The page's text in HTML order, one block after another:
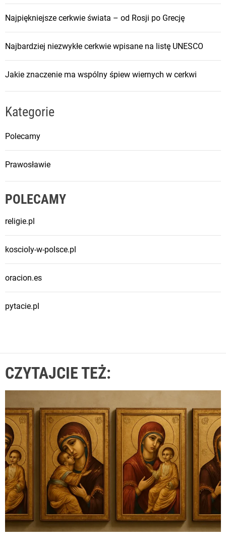
Najpiękniejsze cerkwie świata – od Rosji po Grecję
Najbardziej niezwykłe cerkwie wpisane na listę UNESCO
Jakie znaczenie ma wspólny śpiew wiernych w cerkwi
Kategorie
Polecamy
Prawosławie
POLECAMY
religie.pl
koscioly-w-polsce.pl
oracion.es
pytacie.pl
CZYTAJCIE TEŻ: